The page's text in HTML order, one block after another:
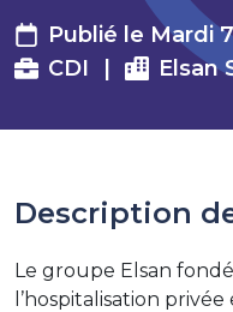
Publié le Mardi
CDI
Elsan
Description
Le groupe Elsan
l’hospitalisation